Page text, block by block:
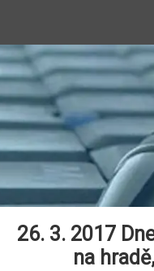
26. 3. 2017
na